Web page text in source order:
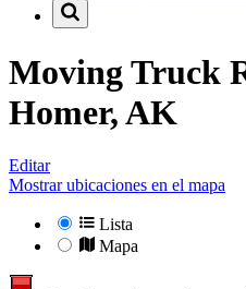
Moving Truck
Homer, AK
Editar
Mostrar ubicaciones en el mapa
Lista
Mapa